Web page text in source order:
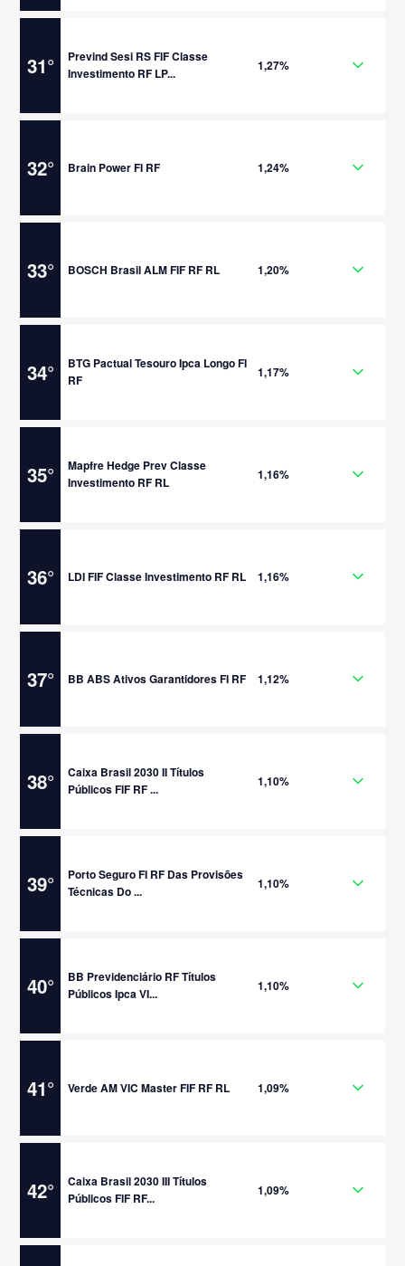
31°
Prevind Sesi RS FIF Classe
Investimento RF LP...
1,27%
32° Brain Power FI RF 1,24%
33° BOSCH Brasil ALM FIF RF RL 1,20%
34°
BTG Pactual Tesouro Ipca Longo FI
RF
1,17%
35°
Mapfre Hedge Prev Classe
Investimento RF RL
1,16%
36° LDI FIF Classe Investimento RF RL 1,16%
37° BB ABS Ativos Garantidores FI RF 1,12%
38°
Caixa Brasil 2030 II Títulos
Públicos FIF RF ...
1,10%
39°
Porto Seguro FI RF Das Provisões
Técnicas Do ...
1,10%
40°
BB Previdenciário RF Títulos
Públicos Ipca VI...
1,10%
41° Verde AM VIC Master FIF RF RL 1,09%
42°
Caixa Brasil 2030 III Títulos
Públicos FIF RF...
1,09%